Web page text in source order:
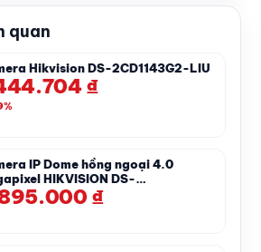
quan
Hikvision DS-2CD1143G2-LIU
₫
IP Dome hồng ngoại 4.0
HIKVISION DS-
ISU/SL
₫